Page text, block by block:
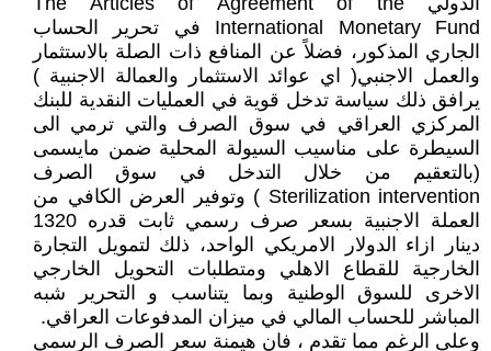
International Monetary Fund في تحرير الحساب
الجاري المذكور، فضلاً عن المنافع ذات الصلة بالاستثمار
والعمل الاجنبي( اي عوائد الاستثمار والعمالة الاجنبية )
يرافق ذلك سياسة تدخل قوية في العمليات النقدية للبنك
المركزي العراقي في سوق الصرف والتي ترمي الى
السيطرة على مناسيب السيولة المحلية ضمن مايسمى
(بالتعقيم من خلال التدخل في سوق الصرف
Sterilization intervention ) وتوفير العرض الكافي من
العملة الاجنبية بسعر صرف رسمي ثابت قدره 1320
دينار ازاء الدولار الامريكي الواحد، ذلك لتمويل التجارة
الخارجية للقطاع الاهلي ومتطلبات التحويل الخارجي
الاخرى للسوق الوطنية وبما يتناسب و التحرير شبه
المباشر للحساب المالي في ميزان المدفوعات العراقي.
وعلى الرغم مما تقدم ، فان هيمنة سعر الصرف الرسمي